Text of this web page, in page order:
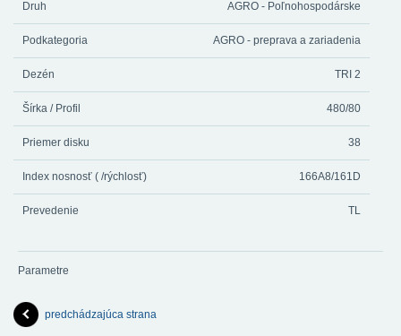
Druh AGRO - Poľnohospodárske
Podkategoria AGRO - preprava a zariadenia
Dezén TRI 2
Šírka / Profil 480/80
Priemer disku 38
Index nosnosť ( /rýchlosť) 166A8/161D
Prevedenie TL
Parametre
predchádzajúca strana